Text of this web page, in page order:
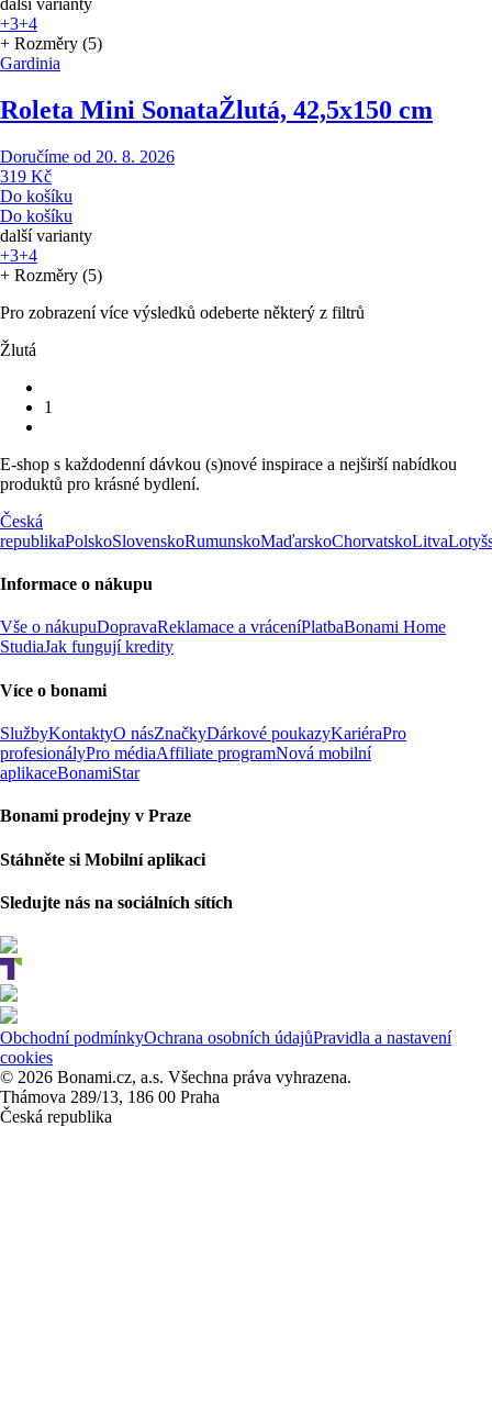
další varianty
+3+4
+ Rozměry (5)
Gardinia
Roleta Mini SonataŽlutá, 42,5x150 cm
Doručíme od 20. 8. 2026
319 Kč
Do košíku
Do košíku
další varianty
+3+4
+ Rozměry (5)
Pro zobrazení více výsledků odeberte některý z filtrů
Žlutá
1
E-shop s každodenní dávkou (s)nové inspirace a nejširší nabídkou
produktů pro krásné bydlení.
Česká
republikaPolskoSlovenskoRumunskoMaďarskoChorvatskoLitva
Informace o nákupu
Vše o nákupuDopravaReklamace a vráceníPlatbaBonami Home
StudiaJak fungují kredity
Více o bonami
SlužbyKontaktyO násZnačkyDárkové poukazyKariéraPro
profesionályPro médiaAffiliate programNová mobilní
aplikaceBonamiStar
Bonami prodejny v Praze
Stáhněte si Mobilní aplikaci
Sledujte nás na sociálních sítích
Obchodní podmínkyOchrana osobních údajůPravidla a nastavení
cookies
© 2026 Bonami.cz, a.s. Všechna práva vyhrazena.
Thámova 289/13, 186 00 Praha
Česká republika